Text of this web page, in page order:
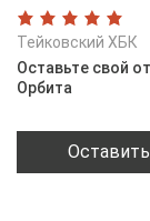
Тейковский ХБК
Оставьте свой
Орбита